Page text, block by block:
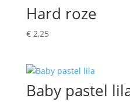
Hard roze
€2,25
Baby pastel